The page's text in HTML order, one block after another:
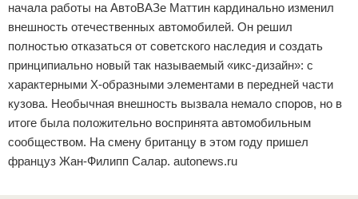
начала работы на АвтоВАЗе Маттин кардинально изменил
внешность отечественных автомобилей. Он решил
полностью отказаться от советского наследия и создать
принципиально новый так называемый «икс-дизайн»: с
характерными X-образными элементами в передней части
кузова. Необычная внешность вызвала немало споров, но в
итоге была положительно воспринята автомобильным
сообществом. На смену британцу в этом году пришел
француз Жан-Филипп Салар. autonews.ru